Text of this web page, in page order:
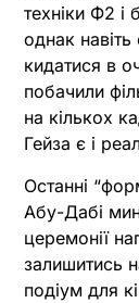
техніки Ф2 і
однак
кидатися в
побачили
на кількох
Гейза є і
Останні
Абу-Дабі
церемонії
залишитись
подіум для